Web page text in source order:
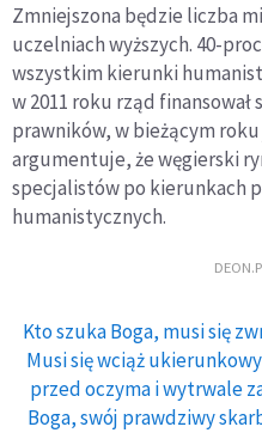
Zmniejszona będzie liczba
uczelniach wyższych. 40-
wszystkim kierunki
w 2011 roku rząd finansował
prawników, w bieżącym roku
argumentuje, że węgierski
specjalistów po kierunkach
humanistycznych.
Kto szuka Boga, musi się
Musi się wciąż
przed oczyma i wytrwale
Boga, swój prawdziwy